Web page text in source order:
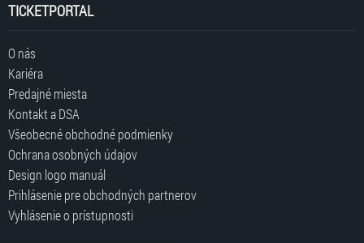
TICKETPORTAL
O nás
Kariéra
Predajné miesta
Kontakt a DSA
Všeobecné obchodné podmienky
Ochrana osobných údajov
Design logo manuál
Prihlásenie pre obchodných partnerov
Vyhlásenie o prístupnosti